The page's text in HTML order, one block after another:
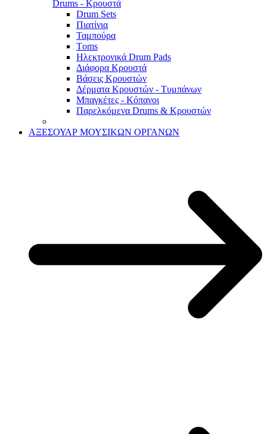
Drums - Κρουστά
Drum Sets
Πιατίνια
Ταμπούρα
Τoms
Ηλεκτρονικά Drum Pads
Διάφορα Κρουστά
Βάσεις Κρουστών
Δέρματα Κρουστών - Τυμπάνων
Μπαγκέτες - Κόπανοι
Παρελκόμενα Drums & Κρουστών
ΑΞΕΣΟΥΑΡ ΜΟΥΣΙΚΩΝ ΟΡΓΑΝΩΝ